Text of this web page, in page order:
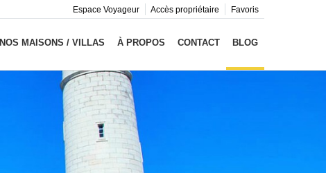
Favoris
Accès propriétaire
Espace Voyageur
NOS MAISONS / VILLAS À PROPOS CONTACT BLOG